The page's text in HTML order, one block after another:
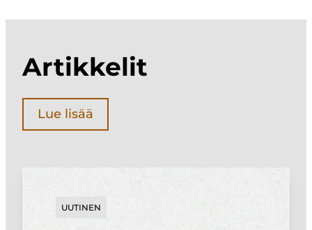
Artikkelit
Lue lisää
UUTINEN